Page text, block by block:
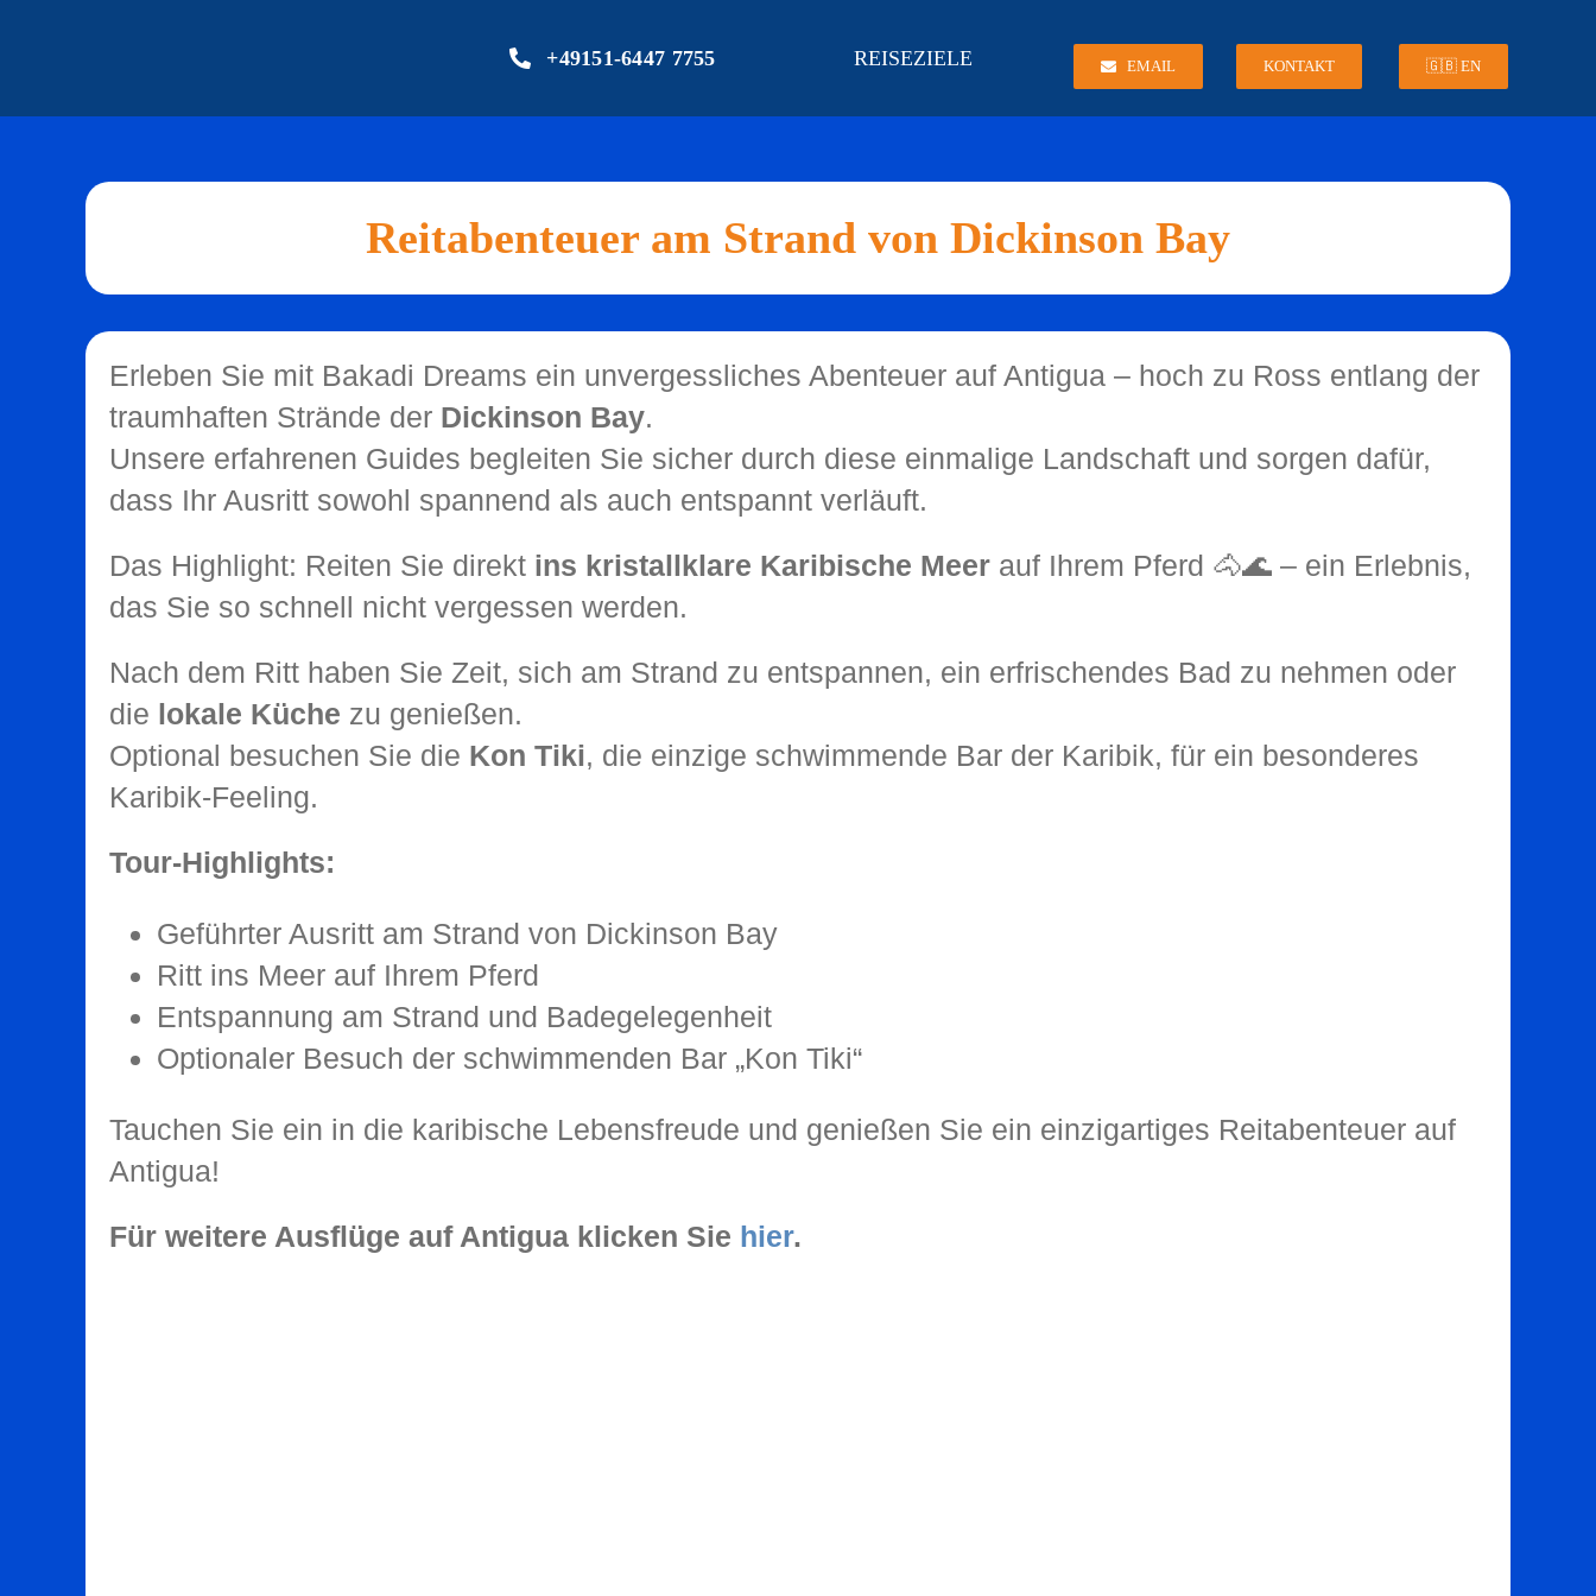
+49151-6447 7755 REISEZIELE EMAIL KONTAKT 🇬🇧 EN
Reitabenteuer am Strand von Dickinson Bay
Erleben Sie mit Bakadi Dreams ein unvergessliches Abenteuer auf Antigua – hoch zu Ross entlang der
traumhaften Strände der Dickinson Bay.
Unsere erfahrenen Guides begleiten Sie sicher durch diese einmalige Landschaft und sorgen dafür,
dass Ihr Ausritt sowohl spannend als auch entspannt verläuft.
Das Highlight: Reiten Sie direkt ins kristallklare Karibische Meer auf Ihrem Pferd 🐴🌊 – ein Erlebnis,
das Sie so schnell nicht vergessen werden.
Nach dem Ritt haben Sie Zeit, sich am Strand zu entspannen, ein erfrischendes Bad zu nehmen oder
die lokale Küche zu genießen.
Optional besuchen Sie die Kon Tiki, die einzige schwimmende Bar der Karibik, für ein besonderes
Karibik-Feeling.
Tour-Highlights:
Geführter Ausritt am Strand von Dickinson Bay
Ritt ins Meer auf Ihrem Pferd
Entspannung am Strand und Badegelegenheit
Optionaler Besuch der schwimmenden Bar „Kon Tiki“
Tauchen Sie ein in die karibische Lebensfreude und genießen Sie ein einzigartiges Reitabenteuer auf
Antigua!
Für weitere Ausflüge auf Antigua klicken Sie hier.